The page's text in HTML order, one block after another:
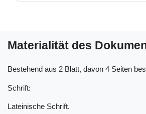
Materialität des
Bestehend aus 2 Blatt, davon 4 Seiten
Schrift:
Lateinische Schrift.